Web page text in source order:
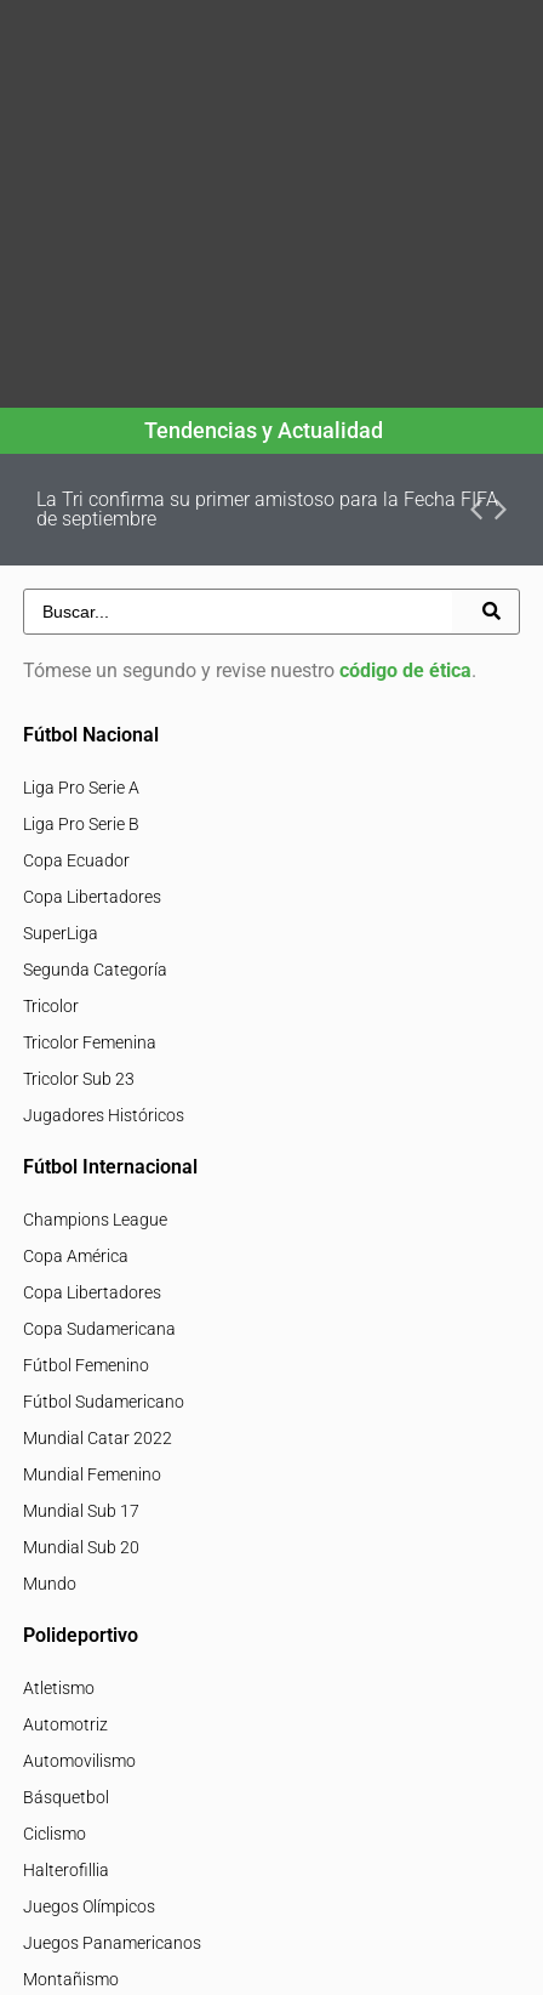
Tendencias y Actualidad
La Tri confirma su primer amistoso para la Fecha FIFA
de septiembre
Tómese un segundo y revise nuestro código de ética.
Fútbol Nacional
Liga Pro Serie A
Liga Pro Serie B
Copa Ecuador
Copa Libertadores
SuperLiga
Segunda Categoría
Tricolor
Tricolor Femenina
Tricolor Sub 23
Jugadores Históricos
Fútbol Internacional
Champions League
Copa América
Copa Libertadores
Copa Sudamericana
Fútbol Femenino
Fútbol Sudamericano
Mundial Catar 2022
Mundial Femenino
Mundial Sub 17
Mundial Sub 20
Mundo
Polideportivo
Atletismo
Automotriz
Automovilismo
Básquetbol
Ciclismo
Halterofillia
Juegos Olímpicos
Juegos Panamericanos
Montañismo